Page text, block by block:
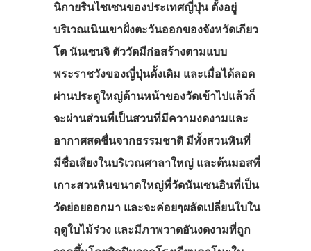
นิกายรินไซเซนของประเทศญี่ปุ่น ตั้งอยู่
บริเวณเนินเขาฝั่งตะวันออกของจังหวัดเกียว
โต นันเซนจิ ตัววัดมีก่อสร้างตามแบบ
พระราชวังของญี่ปุ่นดั้งเดิม และเมื่อได้ลอด
ผ่านประตูใหญ่ด้านหน้าของวัดเข้าไปแล้วก็
จะผ่านส่วนที่เป็นสวนที่มีความงดงามและ
อากาศสดชื่นจากธรรมชาติ มีทั้งสวนหินที่
มีชื่อเสียงในบริเวณศาลาใหญ่ และต้นมอสที่
เกาะสวนหินขนาดใหญ่ที่วัดนันเซนอินที่เป็น
วัดย่อยออกมา และจะค่อยๆผลัดเปลี่ยนใบใน
ฤดูใบไม้ร่วง และมีภาพวาดอันงดงามที่ถูก
เที่ยวญี่ปุ่นด้ว
เอง
รถบัส
เดินทาง
ทัวร์
ที่พัก
สาระน่ารู้